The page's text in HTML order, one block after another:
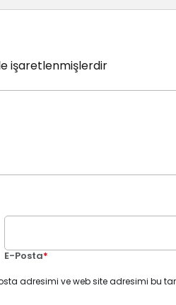
işaretlenmişlerdir
E-Posta*
adresimi ve web site adresimi bu